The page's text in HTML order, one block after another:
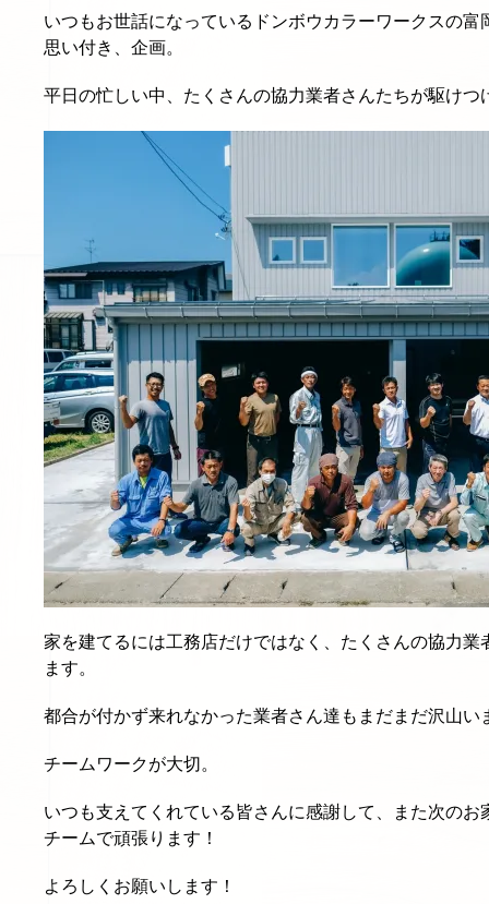
いつもお世話になっているドンボウカラーワークスの富
思い付き、企画。
平日の忙しい中、たくさんの協力業者さんたちが駆けつ
家を建てるには工務店だけではなく、たくさんの協力業
ます。
都合が付かず来れなかった業者さん達もまだまだ沢山い
チームワークが大切。
いつも支えてくれている皆さんに感謝して、また次のお
チームで頑張ります！
よろしくお願いします！